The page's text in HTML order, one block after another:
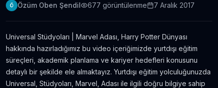
Evde Dil Öğren
11.086
İngilizce Öğrenmek için 30 Youtube Kanalı
Ö Özüm Oben Şendil 677 görüntülenme 7 Aralık 2017
Universal Stüdyoları | Marvel Adası, Harry Potter Dünyası
hakkında hazırladığımız bu video içeriğimizde yurtdışı eğitim
süreçleri, akademik planlama ve kariyer hedefleri konusunu
detaylı bir şekilde ele almaktayız. Yurtdışı eğitim yolculuğunuzda
Universal, Stüdyoları, Marvel, Adası ile ilgili doğru bilgiye sahip